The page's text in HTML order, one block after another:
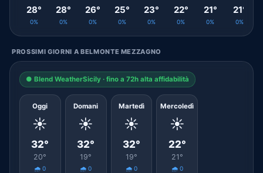
28°
0%
28°
0%
26°
0%
25°
0%
23°
0%
22°
0%
21°
0%
21°
0%
PROSSIMI GIORNI A BELMONTE MEZZAGNO
● Blend WeatherSicily · fino a 72h alta affidabilità
Oggi
☀️
32°
20°
🌧️ 0
Domani
☀️
32°
19°
🌧️ 0
Martedì
☀️
32°
19°
🌧️ 0
Mercoledì
☀️
22°
21°
🌧️ 0